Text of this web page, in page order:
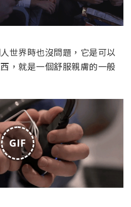
世界時也沒問題，它是可以
，就是一個舒服親膚的一般
GIF